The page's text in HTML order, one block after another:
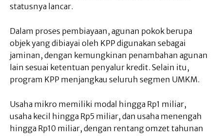
statusnya lancar.
Dalam proses pembiayaan, agunan pokok berupa
objek yang dibiayai oleh KPP digunakan sebagai
jaminan, dengan kemungkinan penambahan agunan
lain sesuai ketentuan penyalur kredit. Selain itu,
program KPP menjangkau seluruh segmen UMKM.
Usaha mikro memiliki modal hingga Rp1 miliar,
usaha kecil hingga Rp5 miliar, dan usaha menengah
hingga Rp10 miliar, dengan rentang omzet tahunan